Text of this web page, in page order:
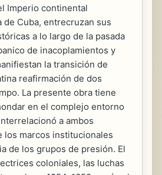
Imperio continental
de Cuba, entrecruzan sus
a lo largo de la pasada
de inacoplamientos y
la transición de
reafirmación de dos
La presente obra tiene
en el complejo entorno
a ambos
los marcos institucionales
de los grupos de presión. El
coloniales, las luchas